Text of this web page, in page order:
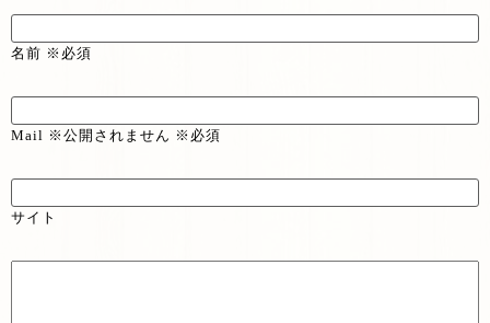
名前 ※必須
Mail ※公開されません ※必須
サイト